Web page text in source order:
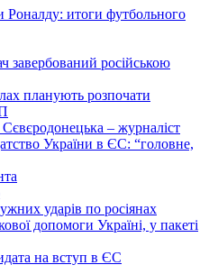
Роналду: итоги футбольного
завербований російською
планують розпочати
Сєвєродонецька – журналіст
України в ЄС: “головне,
ударів по росіянах
допомоги Україні, у пакеті
на вступ в ЄС